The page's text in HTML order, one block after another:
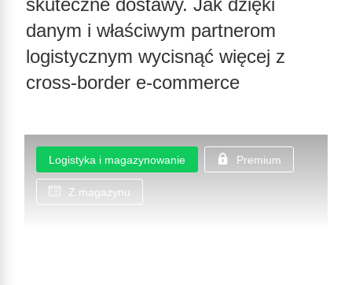
skuteczne dostawy. Jak dzięki
danym i właściwym partnerom
logistycznym wycisnąć więcej z
cross-border e-commerce
Logistyka i magazynowanie Premium
Z magazynu